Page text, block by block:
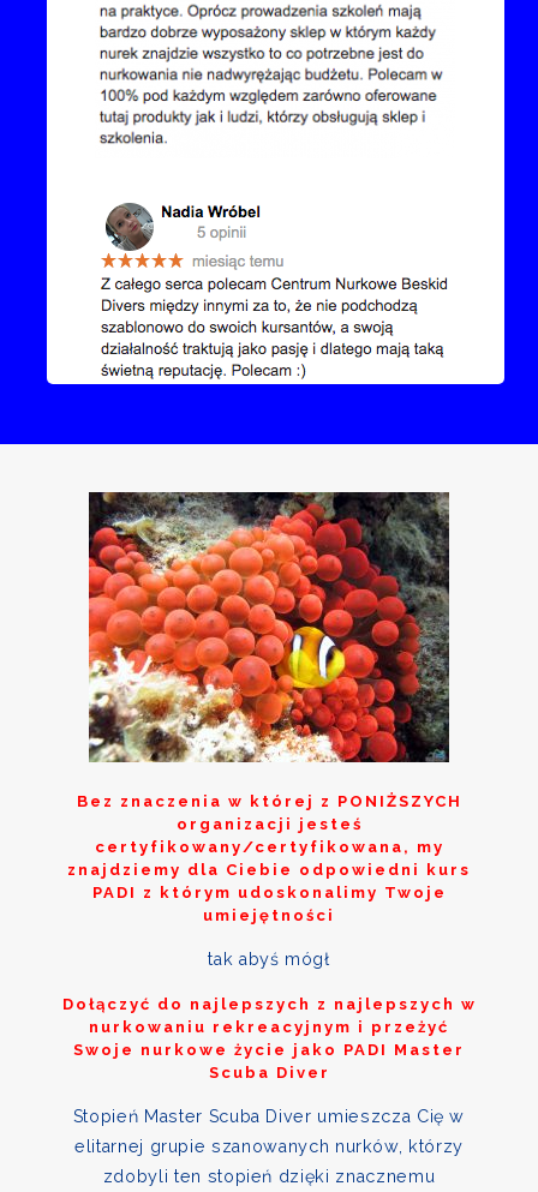
Bez znaczenia w której z PONIŻSZYCH
organizacji jesteś
certyfikowany/certyfikowana, my
znajdziemy dla Ciebie odpowiedni kurs
PADI z którym udoskonalimy Twoje
umiejętności
tak abyś mógł
Dołączyć do najlepszych z najlepszych w
nurkowaniu rekreacyjnym i przeżyć
Swoje nurkowe życie jako PADI Master
Scuba Diver
Stopień Master Scuba Diver umieszcza Cię w
elitarnej grupie szanowanych nurków, którzy
zdobyli ten stopień dzięki znacznemu